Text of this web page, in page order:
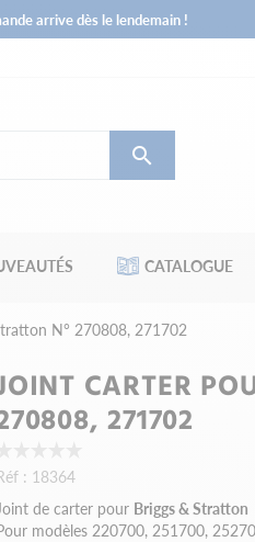
arrive dès le lendemain !

CATALOGUE
N° 270808, 271702
CARTER
271702
: 18364
de carter pour Briggs & Stratton
modèles 220700, 251700,